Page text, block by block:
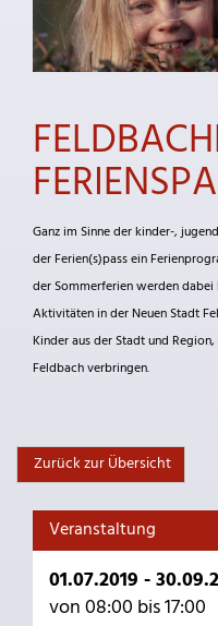
Ganz im Sinne der kinder-,
der Ferien(s)pass ein
der Sommerferien werden
Aktivitäten in der Neuen Stadt
Kinder aus der Stadt und
Feldbach verbringen.
Zurück zur Übersicht
Veranstaltung
01.07.2019 -
von 08:00 bis 17:00